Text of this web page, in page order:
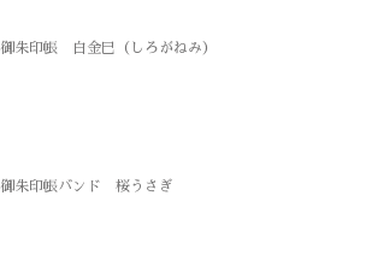
御朱印帳 白金巳（しろがねみ）
御朱印帳バンド 桜うさぎ